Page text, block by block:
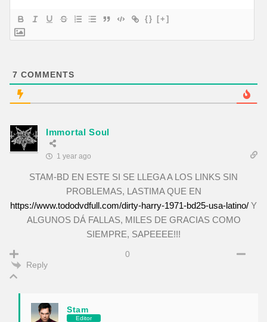
{} [+]
7 COMMENTS
Immortal Soul
1 year ago
STAM-BD EN ESTE SI SE LLEGA A LOS LINKS SIN
PROBLEMAS, LASTIMA QUE EN
https://www.tododvdfull.com/dirty-harry-1971-bd25-usa-latino/ Y
ALGUNOS DÁ FALLAS, MILES DE GRACIAS COMO
SIEMPRE, SAPEEEE!!!
0
Reply
Stam
Editor